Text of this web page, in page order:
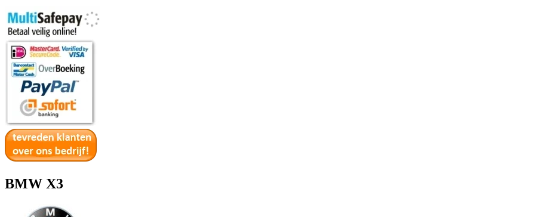
BMW X3